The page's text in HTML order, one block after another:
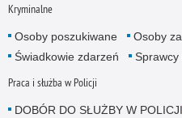
Kryminalne
Osoby poszukiwane Osoby
Świadkowie zdarzeń
Praca i służba w Policji
DOBÓR DO SŁUŻBY W POLICJI